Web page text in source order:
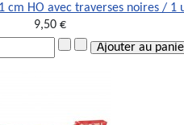
cm HO avec traverses noires / 1
9,50 €